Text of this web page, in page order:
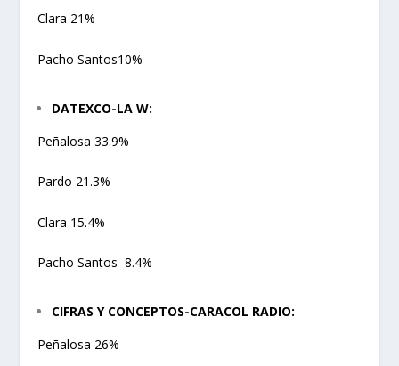
Clara 21%
Pacho Santos10%
DATEXCO-LA W:
Peñalosa 33.9%
Pardo 21.3%
Clara 15.4%
Pacho Santos 8.4%
CIFRAS Y CONCEPTOS-CARACOL RADIO:
Peñalosa 26%